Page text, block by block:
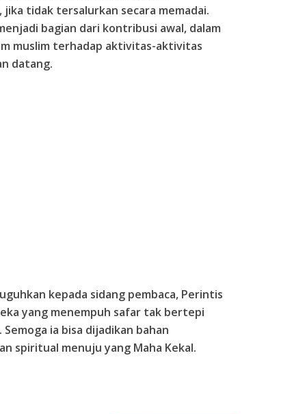
tidak tersalurkan secara memadai.
bagian dari kontribusi awal, dalam
muslim terhadap aktivitas-aktivitas
datang.
kepada sidang pembaca, Perintis
yang menempuh safar tak bertepi
ia bisa dijadikan bahan
spiritual menuju yang Maha Kekal.